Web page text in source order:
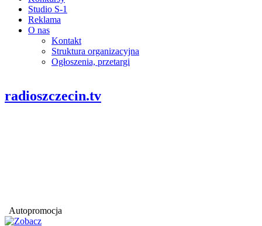
Studio S-1
Reklama
O nas
Kontakt
Struktura organizacyjna
Ogłoszenia, przetargi
radioszczecin.tv
Autopromocja